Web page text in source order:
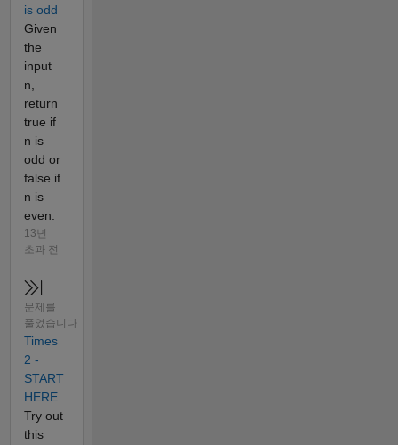
is odd
Given
the
input
n,
return
true if
n is
odd or
false if
n is
even.
13년
초과 전
문제를
풀었습니다
Times
2 -
START
HERE
Try out
this